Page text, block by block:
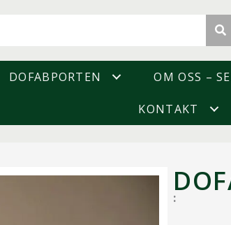
DOFABPORTEN OM OSS –
KONTAKT
: